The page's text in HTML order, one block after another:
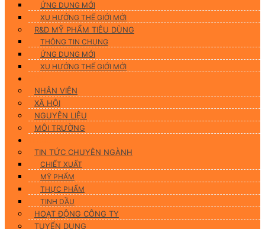
ỨNG DỤNG MỚI
XU HƯỚNG THẾ GIỚI MỚI
R&D MỸ PHẨM TIÊU DÙNG
THÔNG TIN CHUNG
ỨNG DỤNG MỚI
XU HƯỚNG THẾ GIỚI MỚI
NHÂN VIÊN
XÃ HỘI
NGUYÊN LIỆU
MÔI TRƯỜNG
TIN TỨC CHUYÊN NGÀNH
CHIẾT XUẤT
MỸ PHẨM
THỰC PHẨM
TINH DẦU
HOẠT ĐỘNG CÔNG TY
TUYỂN DỤNG